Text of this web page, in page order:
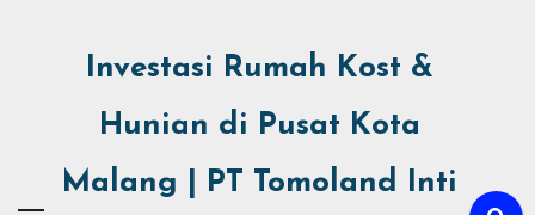
Investasi Rumah Kost &
Hunian di Pusat Kota
Malang | PT Tomoland Inti